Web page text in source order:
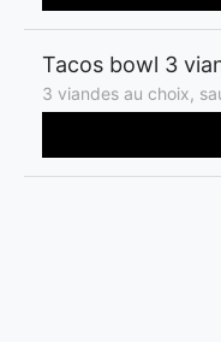
Tacos bowl 3
3 viandes au choix,